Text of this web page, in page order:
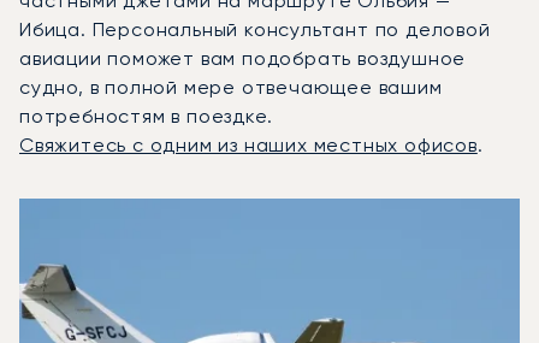
Ибица. Персональный консультант по деловой
авиации поможет вам подобрать воздушное
судно, в полной мере отвечающее вашим
потребностям в поездке.
Свяжитесь с одним из наших местных офисов.
Дальность (NM)